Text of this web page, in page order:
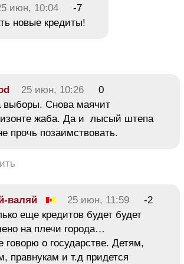
июн, 10:04
-7
новые кредиты!
25 июн, 10:26
0
выборы. Снова маячит
жаба. Да и лысый штепа
прочь позаимствовать.
валяй 25 июн, 11:59
-2
еще кредитов будет будет
на плечи города…
говорю о государстве. Детям,
правнукам и т.д придется